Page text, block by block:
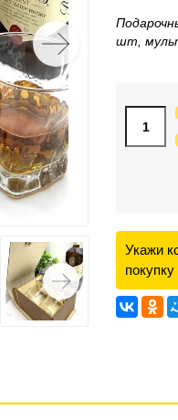
шт,
Укажи